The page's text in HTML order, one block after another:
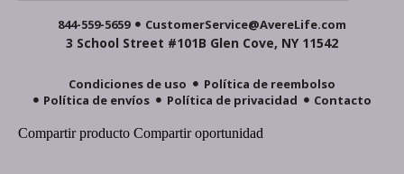
844-559-5659 CustomerService@AvereLife.com
3 School Street #101B Glen Cove, NY 11542
Condiciones de uso
Política de reembolso
Política de envíos
Política de privacidad Contacto
Compartir producto Compartir oportunidad